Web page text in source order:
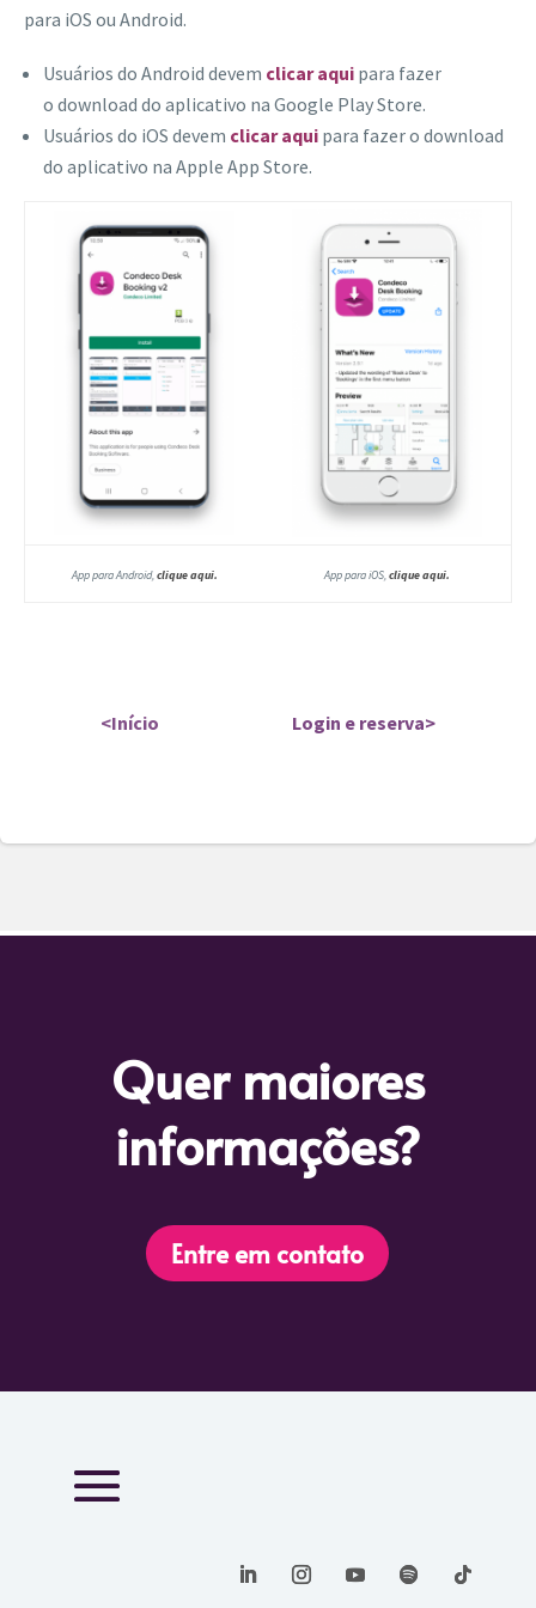
para iOS ou Android.
Usuários do Android devem clicar aqui para fazer
o download do aplicativo na Google Play Store.
Usuários do iOS devem clicar aqui para fazer o download
do aplicativo na Apple App Store.
App para Android,clique aqui. App para iOS,clique aqui.
<Início Login e reserva>
Quer maiores
informações?
Entre em contato